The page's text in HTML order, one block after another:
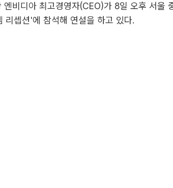
비디아 최고경영자(CEO)가 8일 오후 서울
셉션'에 참석해 연설을 하고 있다.